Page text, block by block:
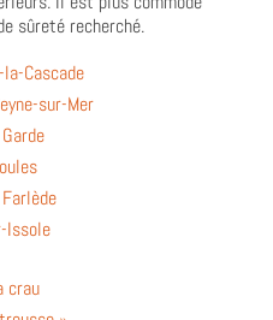
sûreté recherché.
Cascade
sur-Mer
Issole
crau